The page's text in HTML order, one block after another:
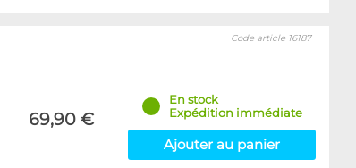
69,90 €
Code article 16187
En stock
Expédition immédiate
Ajouter au panier